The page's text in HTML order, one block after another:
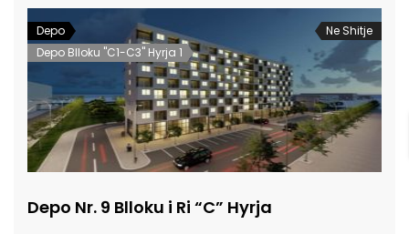
Depo
Depo Blloku "C1-C3" Hyrja 1
Ne Shitje
Depo Nr. 9 Blloku i Ri “C” Hyrja